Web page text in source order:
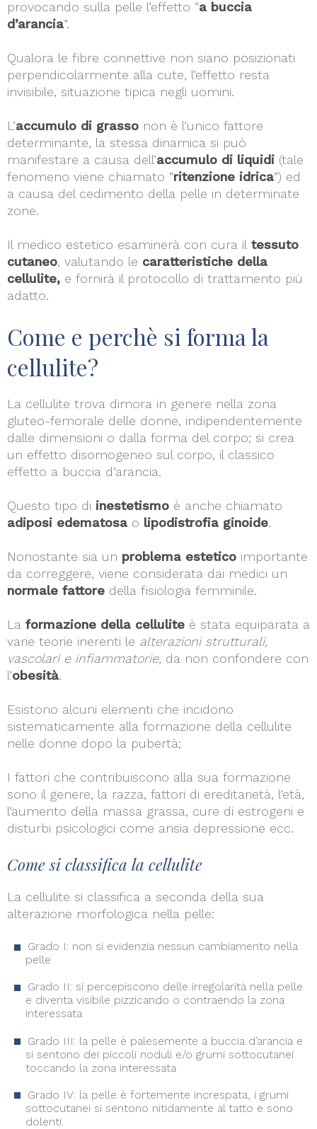
provocando sulla pelle l’effetto “a buccia
d’arancia”.
Qualora le fibre connettive non siano posizionati
perpendicolarmente alla cute, l’effetto resta
invisibile, situazione tipica negli uomini.
L’accumulo di grasso non è l’unico fattore
determinante, la stessa dinamica si può
manifestare a causa dell’accumulo di liquidi (tale
fenomeno viene chiamato “ritenzione idrica”) ed
a causa del cedimento della pelle in determinate
zone.
Il medico estetico esaminerà con cura il tessuto
cutaneo, valutando le caratteristiche della
cellulite, e fornirà il protocollo di trattamento più
adatto.
Come e perchè si forma la
cellulite?
La cellulite trova dimora in genere nella zona
gluteo-femorale delle donne, indipendentemente
dalle dimensioni o dalla forma del corpo; si crea
un effetto disomogeneo sul corpo, il classico
effetto a buccia d’arancia.
Questo tipo di inestetismo è anche chiamato
adiposi edematosa o lipodistrofia ginoide.
Nonostante sia un problema estetico importante
da correggere, viene considerata dai medici un
normale fattore della fisiologia femminile.
La formazione della cellulite è stata equiparata a
varie teorie inerenti le alterazioni strutturali,
vascolari e infiammatorie, da non confondere con
l’obesità.
Esistono alcuni elementi che incidono
sistematicamente alla formazione della cellulite
nelle donne dopo la pubertà;
I fattori che contribuiscono alla sua formazione
sono il genere, la razza, fattori di ereditarietà, l’età,
l’aumento della massa grassa, cure di estrogeni e
disturbi psicologici come ansia depressione ecc.
Come si classifica la cellulite
La cellulite si classifica a seconda della sua
alterazione morfologica nella pelle:
Grado I: non si evidenzia nessun cambiamento nella
pelle
Grado II: si percepiscono delle irregolarità nella pelle
e diventa visibile pizzicando o contraendo la zona
interessata
Grado III: la pelle è palesemente a buccia d’arancia e
si sentono dei piccoli noduli e/o grumi sottocutanei
toccando la zona interessata
Grado IV: la pelle è fortemente increspata, i grumi
sottocutanei si sentono nitidamente al tatto e sono
dolenti.